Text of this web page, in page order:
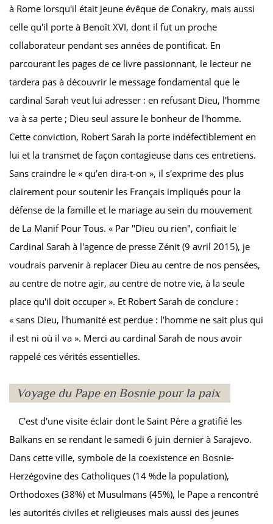
à Rome lorsqu'il était jeune évêque de Conakry, mais aussi
celle qu'il porte à Benoît XVI, dont il fut un proche
collaborateur pendant ses années de pontificat. En
parcourant les pages de ce livre passionnant, le lecteur ne
tardera pas à découvrir le message fondamental que le
cardinal Sarah veut lui adresser : en refusant Dieu, l'homme
va à sa perte ; Dieu seul assure le bonheur de l'homme.
Cette conviction, Robert Sarah la porte indéfectiblement en
lui et la transmet de façon contagieuse dans ces entretiens.
Sans craindre le « qu’en dira-t-on », il s'exprime des plus
clairement pour soutenir les Français impliqués pour la
défense de la famille et le mariage au sein du mouvement
de La Manif Pour Tous. « Par "Dieu ou rien", confiait le
Cardinal Sarah à l'agence de presse Zénit (9 avril 2015), je
voudrais parvenir à replacer Dieu au centre de nos pensées,
au centre de notre agir, au centre de notre vie, à la seule
place qu'il doit occuper ». Et Robert Sarah de conclure :
« sans Dieu, l'humanité est perdue : l'homme ne sait plus qui
il est ni où il va ». Merci au cardinal Sarah de nous avoir
rappelé ces vérités essentielles.
Voyage du Pape en Bosnie pour la paix
C'est d'une visite éclair dont le Saint Père a gratifié les
Balkans en se rendant le samedi 6 juin dernier à Sarajevo.
Dans cette ville, symbole de la coexistence en Bosnie-
Herzégovine des Catholiques (14 %de la population),
Orthodoxes (38%) et Musulmans (45%), le Pape a rencontré
les autorités civiles et religieuses mais aussi des jeunes